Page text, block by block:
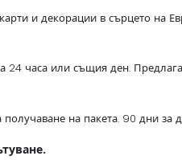
и декорации в сърцето на
24 часа или същия ден.
на пакета. 90 дни за